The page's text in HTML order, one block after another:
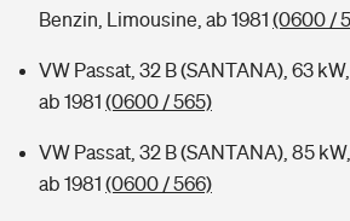
Benzin, Limousine, ab 1981 (0600 /
VW Passat, 32 B (SANTANA), 63
ab 1981 (0600 / 565)
VW Passat, 32 B (SANTANA), 85
ab 1981 (0600 / 566)